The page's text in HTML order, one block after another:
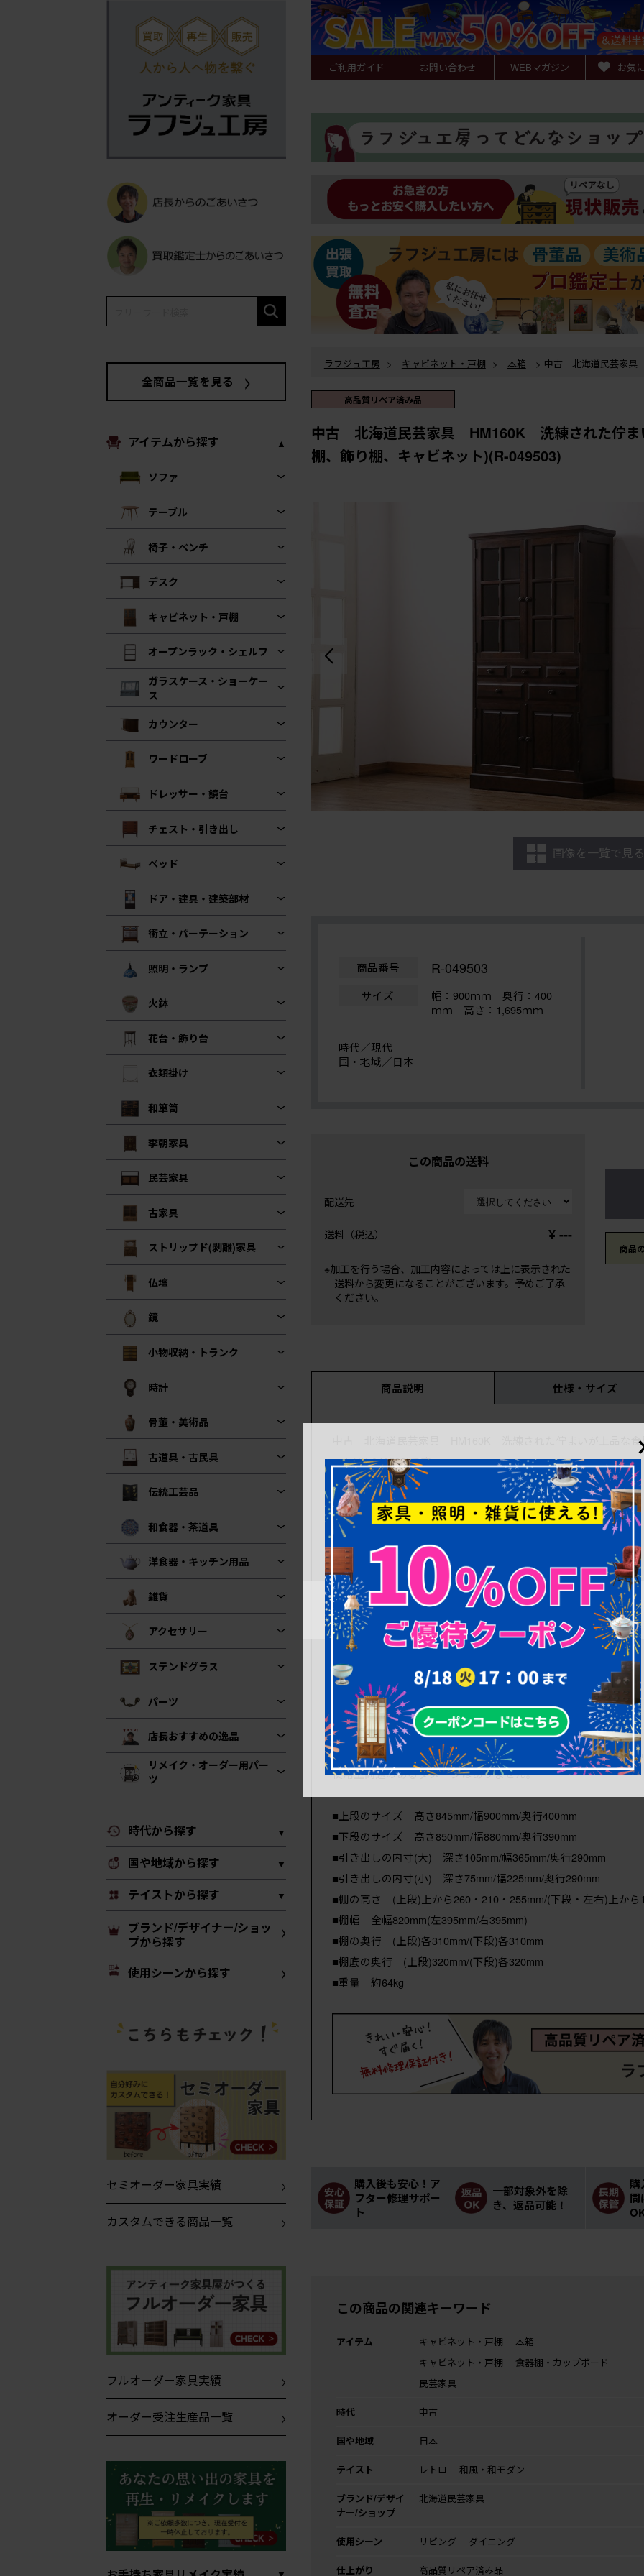
全商品一覧を見る
アイテムから探す
ソファ
テーブル
椅子・ベンチ
デスク
キャビネット・戸棚
オープンラック・シェルフ
ガラスケース・ショーケー
ス
カウンター
ワードローブ
ドレッサー・鏡台
チェスト・引き出し
ベッド
ドア・建具・建築部材
衝立・パーテーション
照明・ランプ
火鉢
花台・飾り台
衣類掛け
和箪笥
李朝家具
民芸家具
古家具
ストリップド(剥離)家具
仏壇
鏡
小物収納・トランク
時計
骨董・美術品
古道具・古民具
伝統工芸品
和食器・茶道具
洋食器・キッチン用品
雑貨
アクセサリー
ステンドグラス
パーツ
店長おすすめの逸品
リメイク・オーダー用パー
ツ
時代から探す
国や地域から探す
テイストから探す
ブランド/デザイナー/ショッ
プから探す
使用シーンから探す
セミオーダー家具実績
カスタムできる商品一覧
フルオーダー家具実績
オーダー受注生産品一覧
ご利用ガイド お問い合わせ WEBマガジン お気
ラフジュ工房 > キャビネット・戸棚 > 本箱
HM160K 洗練された佇まいが上品な食器棚(本箱、収納棚、飾り棚、キャビネ
ラフジュ工房 > 民芸家具
高品質リペア済み品
中古 北海道民芸家具 HM160K 洗練された佇ま
棚、飾り棚、キャビネット)(R-049503)
画像を一覧で見る
商品番号 R-049503
サイズ 幅：900ｍｍ 奥行：400
ｍｍ 高さ：1,695ｍｍ
時代／現代
国・地域／日本
この商品の送料
配送先
送料（税込） ¥ ---
※加工を行う場合、加工内容によっては上に表示された
送料から変更になることがございます。予めご了承
ください。
商品
商品説明 仕様・サイズ
中古 北海道民芸家具 HM160K 洗練された佇まいが上品な食
ット)(R-049503)です。
ぬくもりと安らぎに包まれるような天然木の質感と、
末永く使える作りの良さで人気の、
北海道民芸家具の食器棚です。
樺材の艶と深い色合いが
堂々とした佇まいに上品さをプラスし、
落ち着きのある雰囲気づくりに活躍します。
食器棚だけでなく、
ディスプレイ棚としてもおすすめの一品です。
扉、引き出しともにスムーズに動きます。
棚板は取り外しできます。棚幅サイズのものが1枚の作りです。
上下別々での使用はできませんが、分解しての搬入は可能です。
使用感も少なく、中古品としてはとても状態の良いきれいなお品
使用上問題のあるダメージはありません。
■上段のサイズ 高さ845mm/幅900mm/奥行400mm
■下段のサイズ 高さ850mm/幅880mm/奥行390mm
■引き出しの内寸(大) 深さ105mm/幅365mm/奥行290mm
■引き出しの内寸(小) 深さ75mm/幅225mm/奥行290mm
■棚の高さ (上段)上から260・210・255mm/(下段・左右)上から
■棚幅 全幅820mm(左395mm/右395mm)
■棚の奥行 (上段)各310mm/(下段)各310mm
■棚底の奥行 (上段)320mm/(下段)各320mm
■重量 約64kg
購入後も安心！ア
フター修理サポー
ト
一部対象外を除
き、返品可能！
購
間
この商品の関連キーワード
アイテム キャビネット・戸棚
本箱
キャビネット・戸棚
食器棚・カップボード
民芸家具
時代 中古
国や地域 日本
テイスト レトロ 和風・和モダン
ブランド/デザイ
ナー/ショップ
北海道民芸家具
使用シーン リビング ダイニング
仕上がり 高品質リペア済み品